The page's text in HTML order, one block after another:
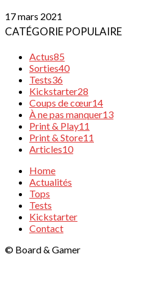
17 mars 2021
CATÉGORIE POPULAIRE
Actus85
Sorties40
Tests36
Kickstarter28
Coups de cœur14
À ne pas manquer13
Print & Play11
Print & Store11
Articles10
Home
Actualités
Tops
Tests
Kickstarter
Contact
© Board & Gamer